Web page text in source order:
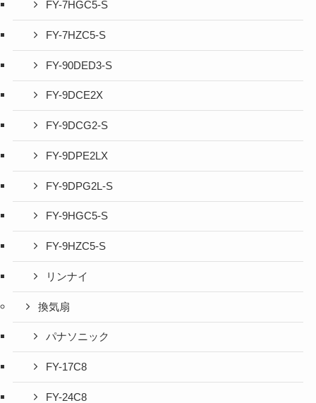
FY-7HGC5-S
FY-7HZC5-S
FY-90DED3-S
FY-9DCE2X
FY-9DCG2-S
FY-9DPE2LX
FY-9DPG2L-S
FY-9HGC5-S
FY-9HZC5-S
リンナイ
換気扇
パナソニック
FY-17C8
FY-24C8